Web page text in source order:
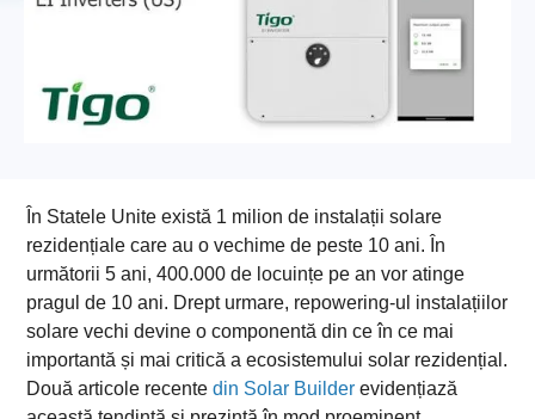
În Statele Unite există 1 milion de instalații solare
rezidențiale care au o vechime de peste 10 ani. În
următorii 5 ani, 400.000 de locuințe pe an vor atinge
pragul de 10 ani. Drept urmare, repowering-ul instalațiilor
solare vechi devine o componentă din ce în ce mai
importantă și mai critică a ecosistemului solar rezidențial.
Două articole recentedin Solar Builder evidențiază